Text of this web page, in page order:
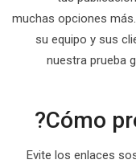
muchas opciones
su equipo y sus
nuestra prueba
Evite los enlaces